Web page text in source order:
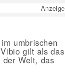
Anzeige
umbrischen
gilt als das
Welt, das